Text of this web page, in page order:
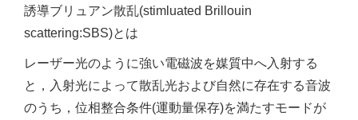
誘導ブリュアン散乱(stimluated Brillouin
scattering:SBS)とは
レーザー光のように強い電磁波を媒質中へ入射する
と，入射光によって散乱光および自然に存在する音波
のうち，位相整合条件(運動量保存)を満たすモードが